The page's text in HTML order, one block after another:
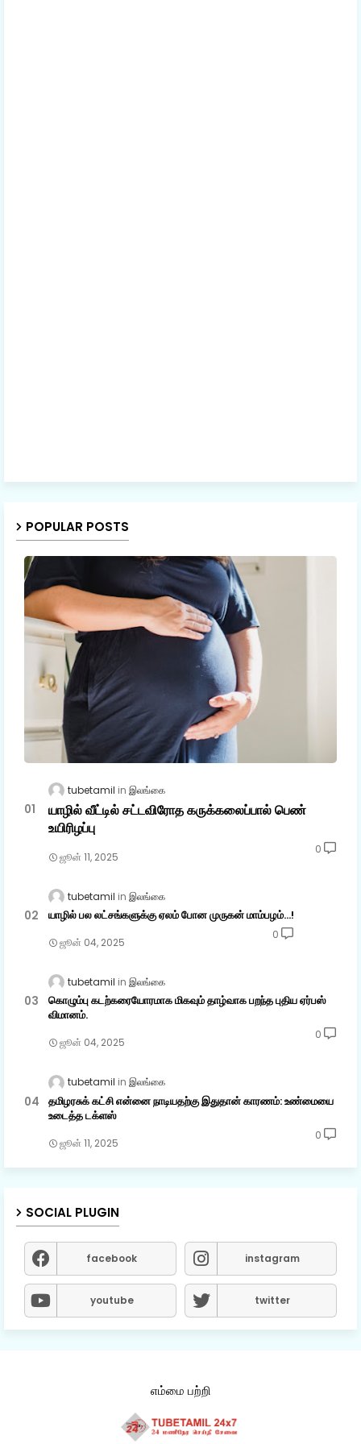
POPULAR POSTS
tubetamil இலங்கை
யாழில் வீட்டில் சட்டவிரோத கருக்கலைப்பால் பெண்
உயிரிழப்பு
ஜூன் 11, 2025
0
tubetamil இலங்கை
யாழில் பல லட்சங்களுக்கு ஏலம் போன முருகன் மாம்பழம்...!
ஜூன் 04, 2025
0
tubetamil இலங்கை
கொழும்பு கடற்கரையோரமாக மிகவும் தாழ்வாக பறந்த புதிய ஏர்பஸ்
விமானம்.
ஜூன் 04, 2025
0
tubetamil இலங்கை
தமிழரசுக் கட்சி என்னை நாடியதற்கு இதுதான் காரணம்: உண்மையை
உடைத்த டக்ளஸ்
ஜூன் 11, 2025
0
SOCIAL PLUGIN
facebook instagram
youtube twitter
எம்மை பற்றி